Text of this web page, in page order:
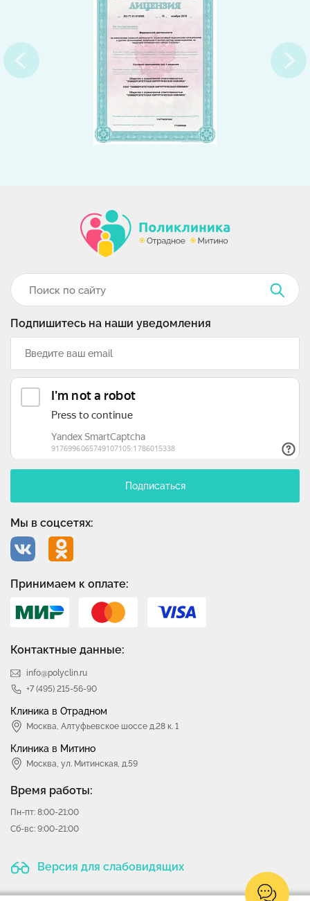
Контактные данные:
info@polyclin.ru
+7 (495) 215-56-90
Клиника в Отрадном
Москва, Алтуфьевское шоссе д.28 к. 1
Клиника в Митино
Москва, ул. Митинская, д.59
Время работы:
Пн-пт: 8:00-21:00
Сб-вс: 9:00-21:00
Мы в соцсетях:
Подпишитесь на наши уведомления
Подписаться
Версия для слабовидящих
Принимаем к оплате: